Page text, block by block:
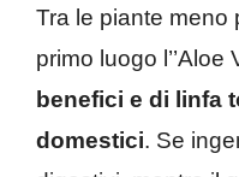
Tra le piante meno
primo luogo l’’Aloe
benefici e di linfa
domestici. Se